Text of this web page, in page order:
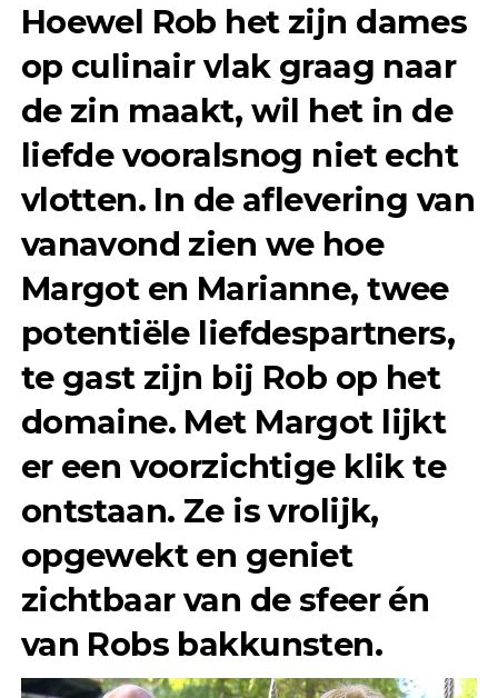
Hoewel Rob het zijn dames
op culinair vlak graag naar
de zin maakt, wil het in de
liefde vooralsnog niet echt
vlotten. In de aflevering van
vanavond zien we hoe
Margot en Marianne, twee
potentiële liefdespartners,
te gast zijn bij Rob op het
domaine. Met Margot lijkt
er een voorzichtige klik te
ontstaan. Ze is vrolijk,
opgewekt en geniet
zichtbaar van de sfeer én
van Robs bakkunsten.